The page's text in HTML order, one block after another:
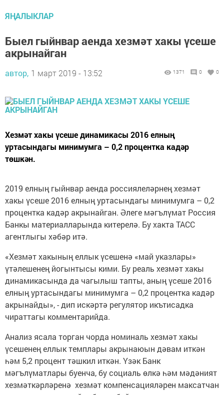
ЯҢАЛЫКЛАР
Быел гыйнвар аенда хезмәт хакы үсеше
акрынайган
автор, 1 март 2019 - 13:52 1371 0 0
Хезмәт хакы үсеше динамикасы 2016 елның
уртасындагы минимумга – 0,2 процентка кадәр
төшкән.
2019 елның гыйнвар аенда россиялеләрнең хезмәт
хакы үсеше 2016 елның уртасындагы минимумга – 0,2
процентка кадәр акрынайган. Әлеге мәгълүмат Россия
Банкы материалларында китерелә. Бу хакта ТАСС
агентлыгы хәбәр итә.
«Хезмәт хакының еллык үсешенә «май указлары»
үтәлешенең йогынтысы кими. Бу реаль хезмәт хакы
динамикасында да чагылыш тапты, аның үсеше 2016
елның уртасындагы минимумга – 0,2 процентка кадәр
акрынайды», - дип искәртә регулятор икътисадка
чираттагы комментарийда.
Анализ ясала торган чорда номиналь хезмәт хакы
үсешенең еллык темплары акрынаюын дәвам иткән
һәм 5,2 процент тәшкил иткән. Үзәк Банк
мәгълүматлары буенча, бу социаль өлкә һәм мәдәният
хезмәткәрләренә хезмәт компенсацияләрен максатчан